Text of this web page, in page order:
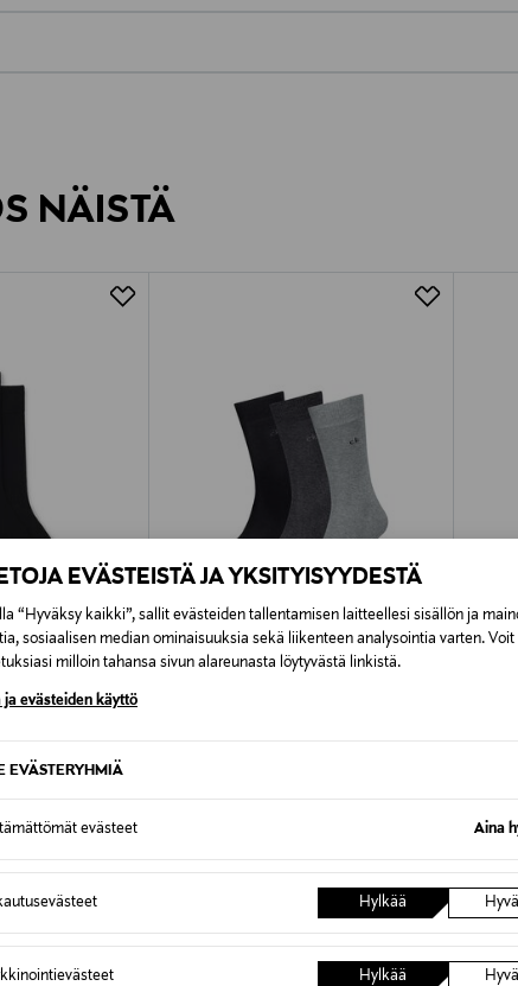
EVÄSTEISTÄ JA YKSITYISYYDESTÄ
“Hyväksy kaikki”, sallit evästeiden tallentamisen laitteellesi sisällön ja
sosiaalisen median ominaisuuksia sekä liikenteen analysointia varten.
milloin tahansa sivun alareunasta löytyvästä linkistä.
ja evästeiden käyttö
EVÄSTERYHMIÄ
evästeet Aina
Hylkää
Hylkää
Alk. 6,90 €, kun toimitus on
NÄISTÄ